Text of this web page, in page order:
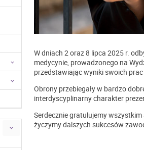
W dniach 2 oraz 8 lipca 2025 r.
medycynie, prowadzonego na
przedstawiając wyniki swoich
Obrony przebiegały w bardzo
interdyscyplinarny charakter
Serdecznie gratulujemy
życzymy dalszych sukcesów